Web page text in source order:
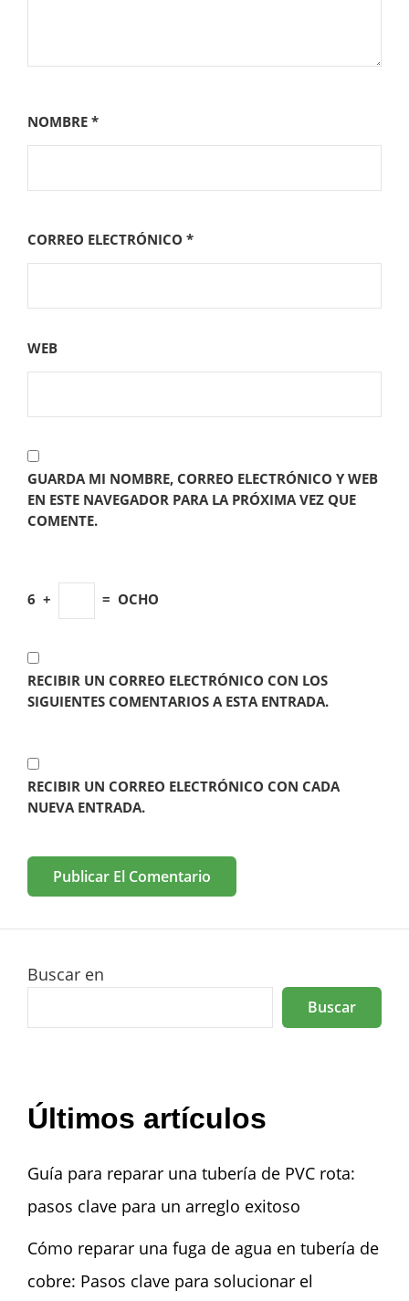
NOMBRE *
CORREO ELECTRÓNICO *
WEB
GUARDA MI NOMBRE, CORREO ELECTRÓNICO Y WEB
EN ESTE NAVEGADOR PARA LA PRÓXIMA VEZ QUE
COMENTE.
6 + = OCHO
RECIBIR UN CORREO ELECTRÓNICO CON LOS
SIGUIENTES COMENTARIOS A ESTA ENTRADA.
RECIBIR UN CORREO ELECTRÓNICO CON CADA
NUEVA ENTRADA.
Buscar en
Buscar
Últimos artículos
Guía para reparar una tubería de PVC rota:
pasos clave para un arreglo exitoso
Cómo reparar una fuga de agua en tubería de
cobre: Pasos clave para solucionar el